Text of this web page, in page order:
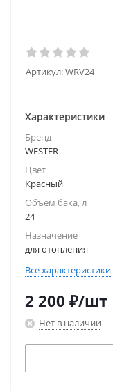
Артикул:WRV24
Характеристики
Бренд
WESTER
Цвет
Красный
Объем бака, л
24
Назначение
для отопления
Все характеристики
2 200 ₽/шт
Нет в наличии